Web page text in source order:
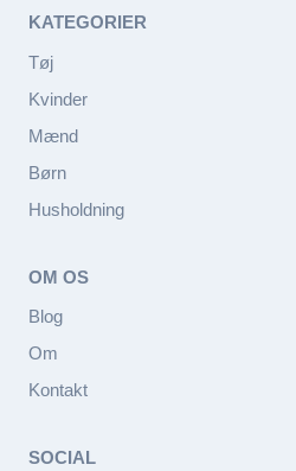
KATEGORIER
Tøj
Kvinder
Mænd
Børn
Husholdning
OM OS
Blog
Om
Kontakt
SOCIAL